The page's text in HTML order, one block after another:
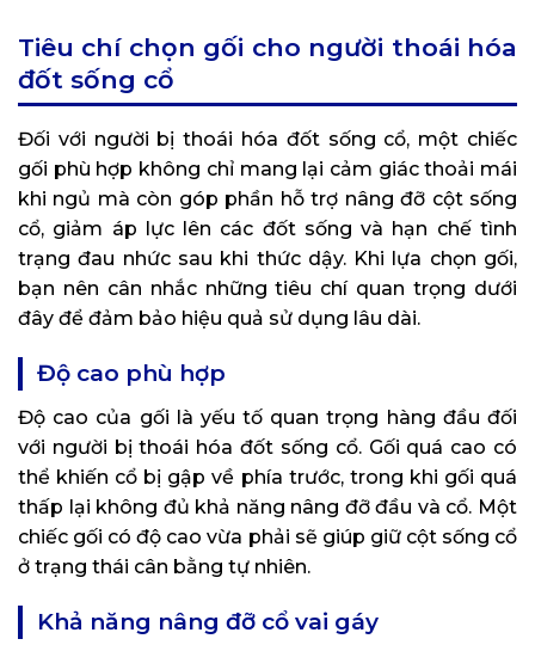
Tiêu chí chọn gối cho người thoái hóa
đốt sống cổ
Đối với người bị thoái hóa đốt sống cổ, một chiếc
gối phù hợp không chỉ mang lại cảm giác thoải mái
khi ngủ mà còn góp phần hỗ trợ nâng đỡ cột sống
cổ, giảm áp lực lên các đốt sống và hạn chế tình
trạng đau nhức sau khi thức dậy. Khi lựa chọn gối,
bạn nên cân nhắc những tiêu chí quan trọng dưới
đây để đảm bảo hiệu quả sử dụng lâu dài.
Độ cao phù hợp
Độ cao của gối là yếu tố quan trọng hàng đầu đối
với người bị thoái hóa đốt sống cổ. Gối quá cao có
thể khiến cổ bị gập về phía trước, trong khi gối quá
thấp lại không đủ khả năng nâng đỡ đầu và cổ. Một
chiếc gối có độ cao vừa phải sẽ giúp giữ cột sống cổ
ở trạng thái cân bằng tự nhiên.
Khả năng nâng đỡ cổ vai gáy